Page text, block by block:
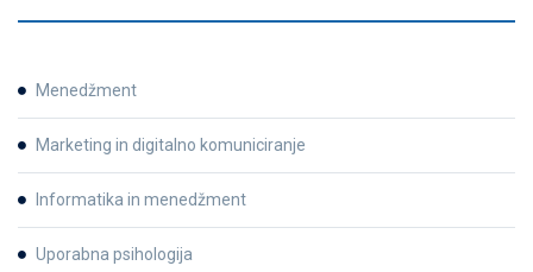
Menedžment
Marketing in digitalno komuniciranje
Informatika in menedžment
Uporabna psihologija